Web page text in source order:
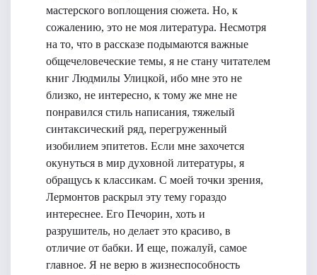
мастерского воплощения сюжета. Но, к
сожалению, это не моя литература. Несмотря
на то, что в рассказе подымаются важные
общечеловеческие темы, я не стану читателем
книг Людмилы Улицкой, ибо мне это не
близко, не интересно, к тому же мне не
понравился стиль написания, тяжелый
синтаксический ряд, перегруженный
изобилием эпитетов. Если мне захочется
окунуться в мир духовной литературы, я
обращусь к классикам. С моей точки зрения,
Лермонтов раскрыл эту тему гораздо
интереснее. Его Печорин, хоть и
разрушитель, но делает это красиво, в
отличие от бабки. И еще, пожалуй, самое
главное. Я не верю в жизнеспособность